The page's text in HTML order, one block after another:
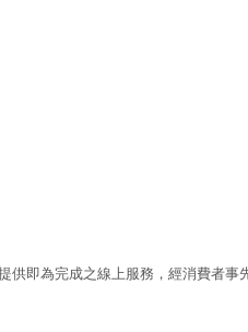
供即為完成之線上服務，經消費者